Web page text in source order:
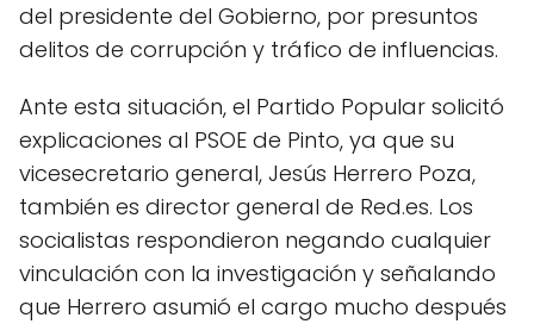
del presidente del Gobierno, por presuntos
delitos de corrupción y tráfico de influencias.
Ante esta situación, el Partido Popular solicitó
explicaciones al PSOE de Pinto, ya que su
vicesecretario general, Jesús Herrero Poza,
también es director general de Red.es. Los
socialistas respondieron negando cualquier
vinculación con la investigación y señalando
que Herrero asumió el cargo mucho después